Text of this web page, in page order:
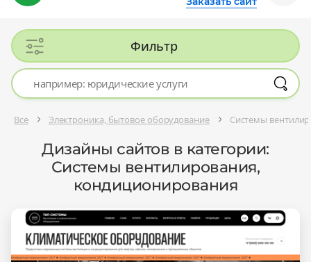
Фильтр
Все Электроника, бытовое оборудование Системы
Дизайны сайтов в категории:
Системы вентилирования,
кондиционирования